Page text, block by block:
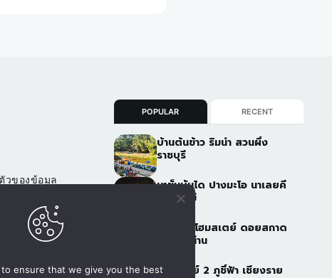
วของข้อมูล
POPULAR RECENT
บ้านต้นข้าว ริมน้ำ สวนผึ้ง
ราชบุรี
นาขั้นบันได ปางมะโอ นาเลยคี
เชียงใหม่
จาวดอยโฮมสเตย์ ดอยสกาด
อ.ปัว จ.น่าน
ภูฟ้าอารีย์ 2 ภูชี้ฟ้า เชียงราย
to ensure that we give you the best